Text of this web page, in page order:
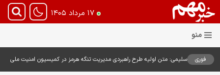
۱۷ مرداد ۱۴۰۵
فوری
سلیمی: متن اولیه طرح راهبردی مدیریت تنگه هرمز در کمیسیون امنیت ملی